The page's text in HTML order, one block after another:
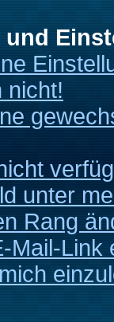
und
nicht!
unter
Rang
Mail-